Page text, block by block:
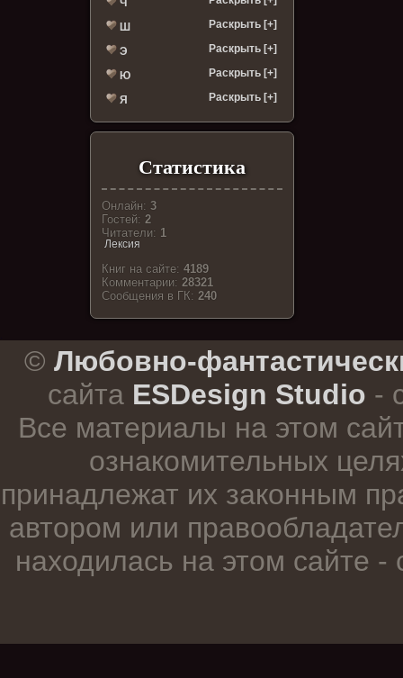
Ш Раскрыть [+]
Э Раскрыть [+]
Ю Раскрыть [+]
Я Раскрыть [+]
Статистика
Онлайн:3
Гостей:2
Читатели: 1
Лексия
Книг на сайте:4189
Комментарии:28321
Cообщения в ГК:240
© Любовно-
сайта ESDesign Studio -
Все материалы на этом
ознакомительных
принадлежат их законным
автором или
находилась на этом сайте